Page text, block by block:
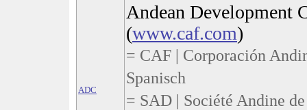
ADC
Andean Development
(www.caf.com)
= CAF | Corporación
Spanisch
= SAD | Société Andine